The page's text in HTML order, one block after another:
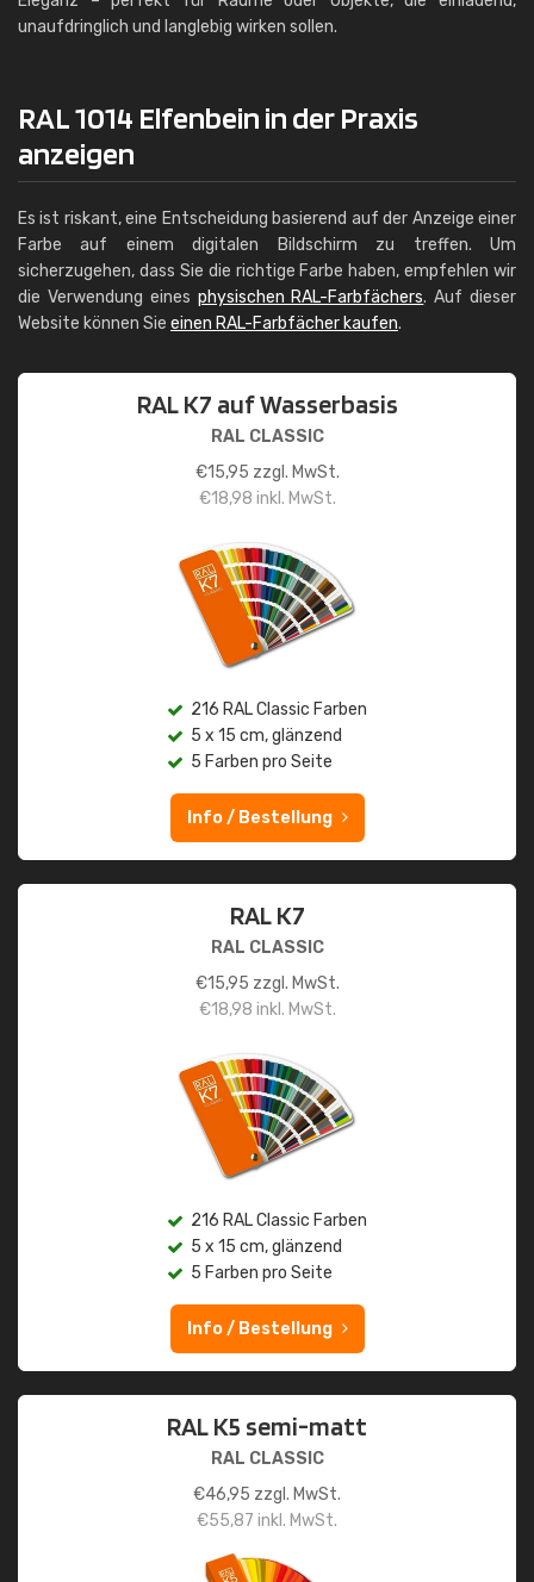
unaufdringlich und langlebig wirken sollen.
RAL 1014 Elfenbein in der Praxis
anzeigen
Es ist riskant, eine Entscheidung basierend auf der Anzeige einer
Farbe auf einem digitalen Bildschirm zu treffen. Um
sicherzugehen, dass Sie die richtige Farbe haben, empfehlen wir
die Verwendung eines physischen RAL-Farbfächers. Auf dieser
Website können Sie einen RAL-Farbfächer kaufen.
RAL K7 auf Wasserbasis
RAL CLASSIC
€15,95 zzgl. MwSt.
€18,98 inkl. MwSt.
216 RAL Classic Farben
5 x 15 cm, glänzend
5 Farben pro Seite
Info / Bestellung
RAL K7
RAL CLASSIC
€15,95 zzgl. MwSt.
€18,98 inkl. MwSt.
216 RAL Classic Farben
5 x 15 cm, glänzend
5 Farben pro Seite
Info / Bestellung
RAL K5 semi-matt
RAL CLASSIC
€46,95 zzgl. MwSt.
€55,87 inkl. MwSt.